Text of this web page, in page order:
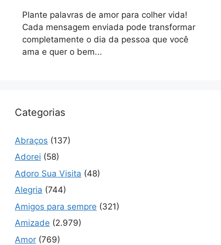
Plante palavras de amor para colher vida!
Cada mensagem enviada pode transformar
completamente o dia da pessoa que você
ama e quer o bem...
Categorias
Abraços (137)
Adorei (58)
Adoro Sua Visita (48)
Alegria (744)
Amigos para sempre (321)
Amizade (2.979)
Amor (769)